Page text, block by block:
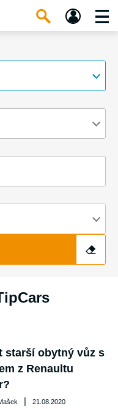
starší obytný vůz s
z Renaultu
| 21.08.2020